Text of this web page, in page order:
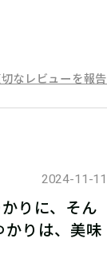
なレビューを報告
2024-11-11
りに、そん
かりは、美味